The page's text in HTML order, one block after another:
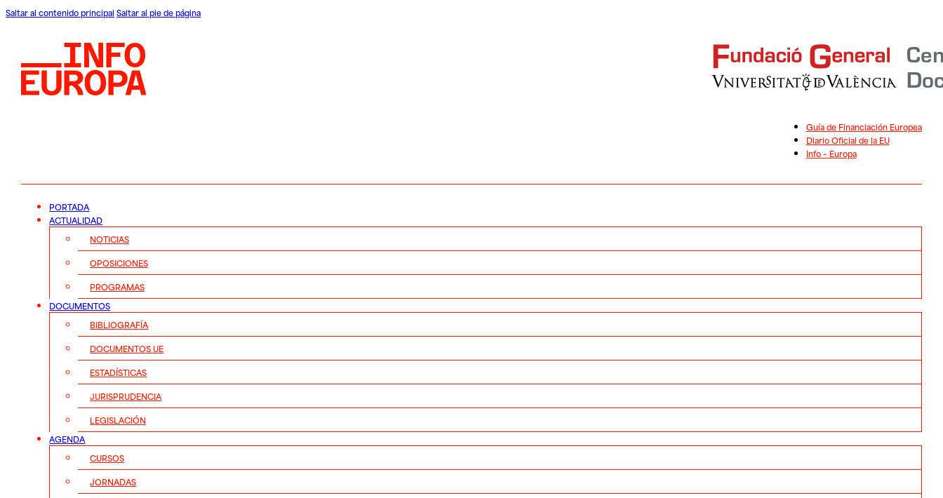
Saltar al contenido principal Saltar al pie de página
Guía de Financiación Europea
Diario Oficial de la EU
Info – Europa
PORTADA
ACTUALIDAD
NOTICIAS
OPOSICIONES
PROGRAMAS
DOCUMENTOS
BIBLIOGRAFÍA
DOCUMENTOS UE
ESTADÍSTICAS
JURISPRUDENCIA
LEGISLACIÓN
AGENDA
CURSOS
JORNADAS